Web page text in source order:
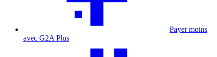
Payer moins
avec G2A Plus